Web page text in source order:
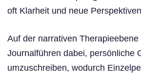
oft Klarheit und neue
Auf der narrativen Therapieebene
Journalführen dabei, persönliche
umzuschreiben, wodurch